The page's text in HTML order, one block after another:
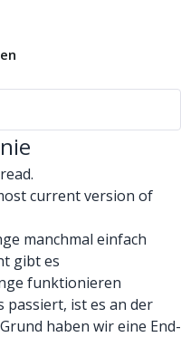
current version of
manchmal einfach
gibt es
funktionieren
passiert, ist es an der
haben wir eine End-